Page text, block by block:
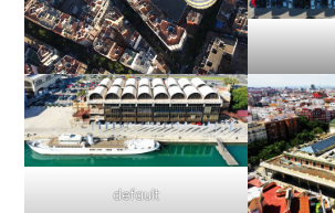
default